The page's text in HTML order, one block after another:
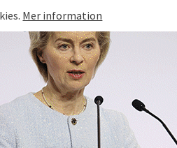
Mer information